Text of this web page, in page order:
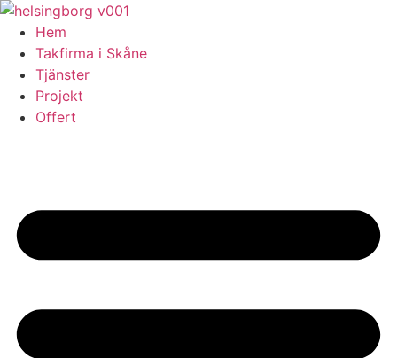
Skip
content
Hem
Takfirma i Skåne
Tjänster
Projekt
Offert